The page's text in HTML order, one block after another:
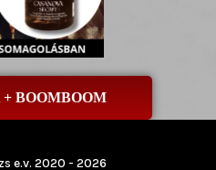
BOOMBOOM
e.v. 2020 - 2026